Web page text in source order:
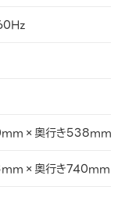
奥行き538mm
奥行き740mm